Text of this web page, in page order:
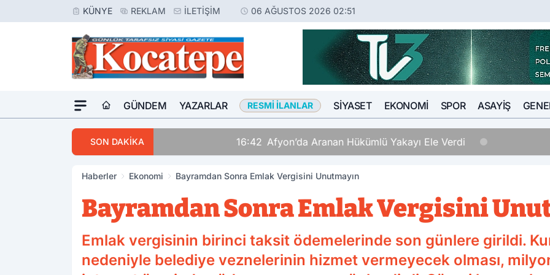
KÜNYE REKLAM İLETIŞIM 06 AĞUSTOS 2026 02:51
GÜNDEM YAZARLAR RESMI İLANLAR SIYASET EKONOMI SPOR ASAYIŞ
SON DAKİKA Afyon’da Aranan Hükümlü Yakayı Ele Verdi
Haberler Ekonomi Bayramdan Sonra Emlak Vergisini Unutmayın
Bayramdan Sonra Emlak Vergisini
Emlak vergisinin birinci taksit ödemelerinde son günlere girildi.
nedeniyle belediye veznelerinin hizmet vermeyecek olması,